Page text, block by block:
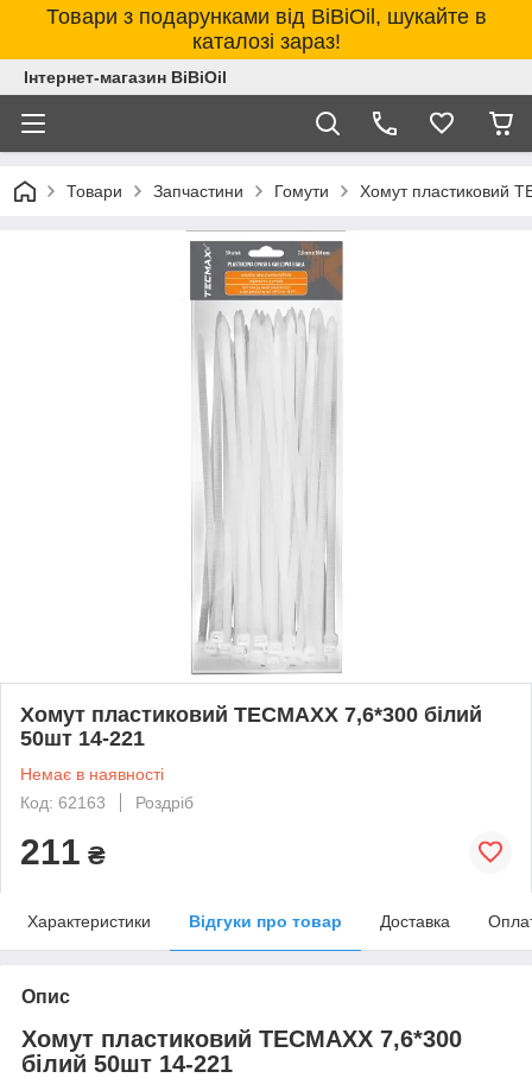
Товари з подарунками від BiBiOil, шукайте в
каталозі зараз!
Інтернет-магазин BiBiOil
Товари Запчастини Гомути Хомут пластиковий
Хомут пластиковий TECMAXХ 7,6*300 білий
50шт 14-221
Немає в наявності
Код: 62163
Роздріб
211 ₴
Характеристики Відгуки про товар Доставка
Опис
Хомут пластиковий TECMAXХ 7,6*300
білий 50шт 14-221